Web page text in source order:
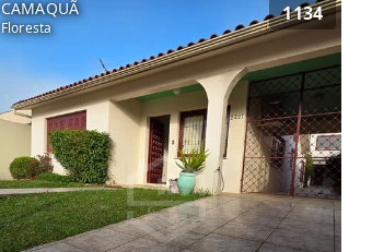
CAMAQUÃ
Floresta
1134